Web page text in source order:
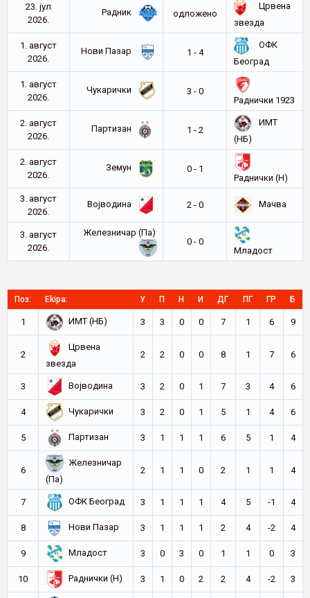
23. јул
2026.
Радник oдложено
Црвена
звезда
1. август
2026.
Нови Пазар 1 - 4
ОФК
Београд
1. август
2026.
Чукарички
3 - 0
Раднички 1923
2. август
2026.
Партизан 1 - 2
ИМТ
(НБ)
2. август
2026.
Земун
0 - 1
Раднички (Н)
3. август
2026.
Војводина 2 - 0 Мачва
3. август
2026.
Железничар (Па)
0 - 0
Младост
Поз: Ekipa: У П Н И ДГ ПГ ГР Б
1 ИМТ (НБ) 3 3 0 0 7 1 6 9
2
Црвена
звезда
2 2 0 0 8 1 7 6
3 Војводина 3 2 0 1 7 3 4 6
4 Чукарички 3 2 0 1 5 1 4 6
5 Партизан 3 1 1 1 6 5 1 4
6
Железничар
(Па)
2 1 1 0 2 1 1 4
7 ОФК Београд 3 1 1 1 4 5 -1 4
8 Нови Пазар 3 1 1 1 2 4 -2 4
9 Младост 3 0 3 0 1 1 0 3
10 Раднички (Н) 3 1 0 2 2 4 -2 3